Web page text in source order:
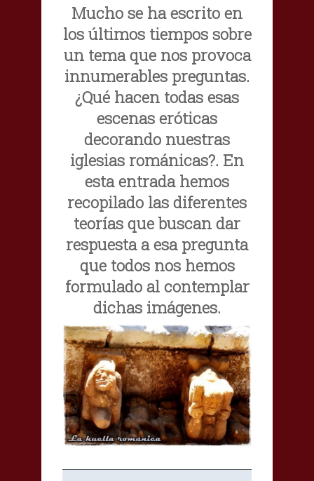
Mucho se ha escrito en
los últimos tiempos sobre
un tema que nos provoca
innumerables preguntas.
¿Qué hacen todas esas
escenas eróticas
decorando nuestras
iglesias románicas?. En
esta entrada hemos
recopilado las diferentes
teorías que buscan dar
respuesta a esa pregunta
que todos nos hemos
formulado al contemplar
dichas imágenes.